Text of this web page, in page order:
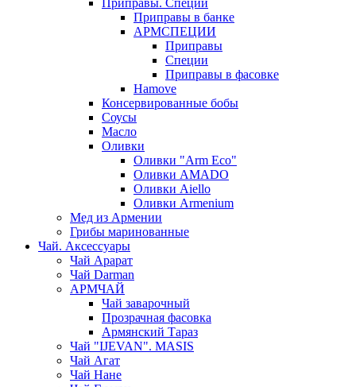
Приправы. Специи
Приправы в банке
АРМСПЕЦИИ
Приправы
Специи
Приправы в фасовке
Hamove
Консервированные бобы
Соусы
Масло
Оливки
Оливки "Arm Eco"
Оливки AMADO
Оливки Aiello
Оливки Armenium
Мед из Армении
Грибы маринованные
Чай. Аксессуары
Чай Арарат
Чай Darman
АРМЧАЙ
Чай заварочный
Прозрачная фасовка
Армянский Тараз
Чай "IJEVAN". MASIS
Чай Агат
Чай Нане